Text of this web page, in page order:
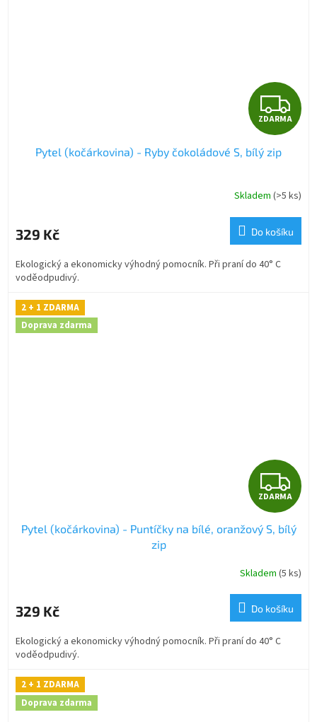
Z
D
R
M
A
ZDARMA
Pytel (kočárkovina) - Ryby čokoládové S, bílý zip
Skladem (>5 ks)
329 Kč Do košíku
Ekologický a ekonomicky výhodný pomocník. Při praní do 40° C
voděodpudivý.
2 + 1 ZDARMA
Doprava zdarma
Z
D
A
R
M
A
ZDARMA
Pytel (kočárkovina) - Puntíčky na bílé, oranžový S, bílý
zip
Skladem (5 ks)
329 Kč Do košíku
Ekologický a ekonomicky výhodný pomocník. Při praní do 40° C
voděodpudivý.
2 + 1 ZDARMA
Doprava zdarma